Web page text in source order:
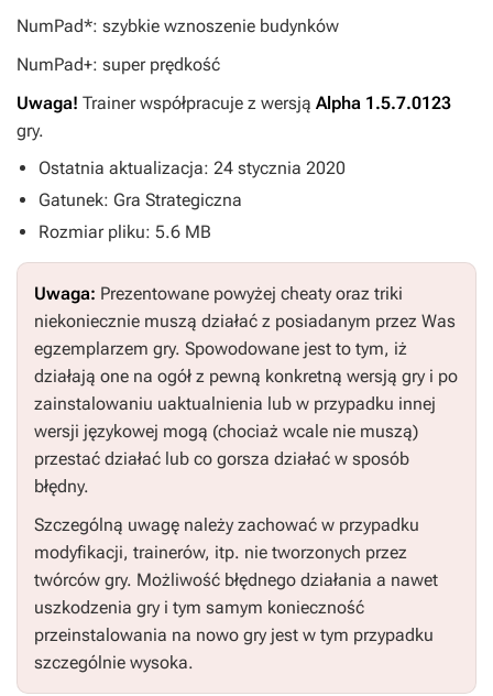
NumPad*: szybkie wznoszenie budynków
NumPad+: super prędkość
Uwaga! Trainer współpracuje z wersją Alpha 1.5.7.0123
gry.
Ostatnia aktualizacja: 24 stycznia 2020
Gatunek: Gra Strategiczna
Rozmiar pliku: 5.6 MB
Uwaga: Prezentowane powyżej cheaty oraz triki
niekoniecznie muszą działać z posiadanym przez Was
egzemplarzem gry. Spowodowane jest to tym, iż
działają one na ogół z pewną konkretną wersją gry i po
zainstalowaniu uaktualnienia lub w przypadku innej
wersji językowej mogą (chociaż wcale nie muszą)
przestać działać lub co gorsza działać w sposób
błędny.
Szczególną uwagę należy zachować w przypadku
modyfikacji, trainerów, itp. nie tworzonych przez
twórców gry. Możliwość błędnego działania a nawet
uszkodzenia gry i tym samym konieczność
przeinstalowania na nowo gry jest w tym przypadku
szczególnie wysoka.